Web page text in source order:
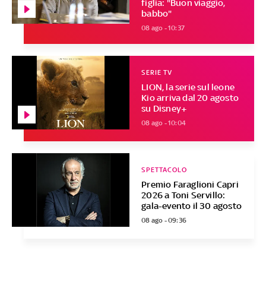
figlia: "Buon viaggio,
babbo"
08 ago - 10:37
LION, la serie sul leone
Kio arriva dal 20 agosto
su Disney+
SERIE TV
08 ago - 10:04
Premio Faraglioni Capri
2026 a Toni Servillo:
gala-evento il 30 agosto
SPETTACOLO
08 ago - 09:36